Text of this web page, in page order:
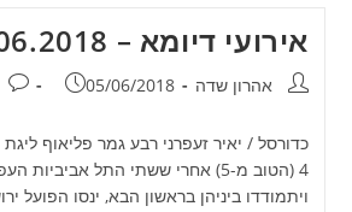
אירועי דיומא – 05.06.2018
מחבר:אהרון שדה פורסם:
05/06/2018
כדורסל / יאיר זעפרני רבע גמר פליאוף
4 (הטוב מ-5) אחרי ששתי התל
ויתמודדו ביניהן בראשון הבא, ינסו הפועל